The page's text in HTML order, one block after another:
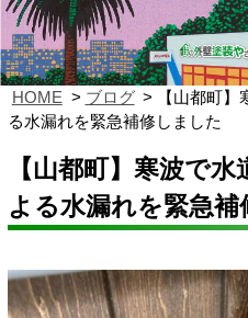
HOME ブログ
【山都町
る水漏れを緊急補修しました
【山都町】寒波で
よる水漏れを緊急補